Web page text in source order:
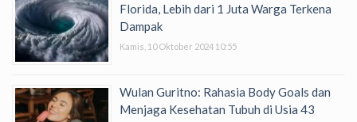
Florida, Lebih dari 1 Juta Warga Terkena
Dampak
Kamis, 10 Oktober 2024 10:55
Wulan Guritno: Rahasia Body Goals dan
Menjaga Kesehatan Tubuh di Usia 43